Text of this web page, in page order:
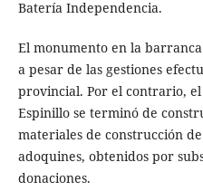
Batería Independencia.
El monumento en la
a pesar de las gestiones
provincial. Por el contrario,
Espinillo se terminó de
materiales de construcción
adoquines, obtenidos por
donaciones.